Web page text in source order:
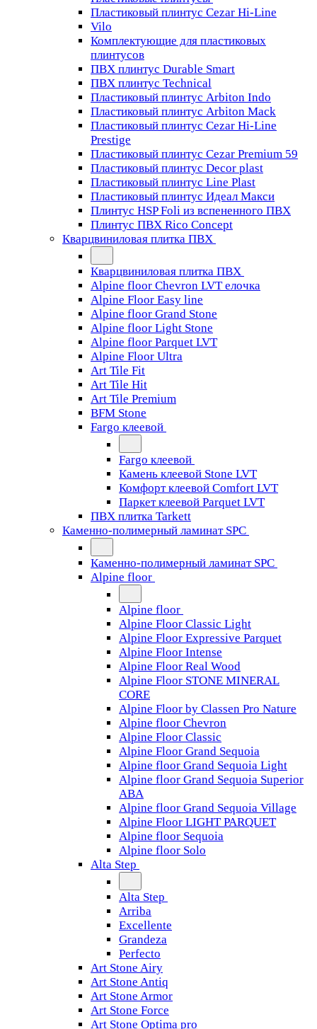
Пластиковый плинтус Cezar Hi-Line
Vilo
Комплектующие для пластиковых
плинтусов
ПВХ плинтус Durable Smart
ПВХ плинтус Technical
Пластиковый плинтус Arbiton Indo
Пластиковый плинтус Arbiton Mack
Пластиковый плинтус Cezar Hi-Line
Prestige
Пластиковый плинтус Cezar Premium 59
Пластиковый плинтус Decor plast
Пластиковый плинтус Line Plast
Пластиковый плинтус Идеал Макси
Плинтус HSP Foli из вспененного ПВХ
Плинтус ПВХ Rico Concept
Кварцвиниловая плитка ПВХ
Кварцвиниловая плитка ПВХ
Alpine floor Chevron LVT елочка
Alpine Floor Easy line
Alpine floor Grand Stone
Alpine floor Light Stone
Alpine floor Parquet LVT
Alpine Floor Ultra
Art Tile Fit
Art Tile Hit
Art Tile Premium
BFM Stone
Fargo клеевой
Fargo клеевой
Камень клеевой Stone LVT
Комфорт клеевой Comfort LVT
Паркет клеевой Parquet LVT
ПВХ плитка Tarkett
Каменно-полимерный ламинат SPC
Каменно-полимерный ламинат SPC
Alpine floor
Alpine floor
Alpine Floor Classic Light
Alpine Floor Expressive Parquet
Alpine Floor Intense
Alpine Floor Real Wood
Alpine Floor STONE MINERAL
CORE
Alpine Floor by Classen Pro Nature
Alpine floor Chevron
Alpine Floor Classic
Alpine Floor Grand Sequoia
Alpine floor Grand Sequoia Light
Alpine floor Grand Sequoia Superior
ABA
Alpine floor Grand Sequoia Village
Alpine Floor LIGHT PARQUET
Alpine floor Sequoia
Alpine floor Solo
Alta Step
Alta Step
Arriba
Excellente
Grandeza
Perfecto
Art Stone Airy
Art Stone Antiq
Art Stone Armor
Art Stone Force
Art Stone Optima pro